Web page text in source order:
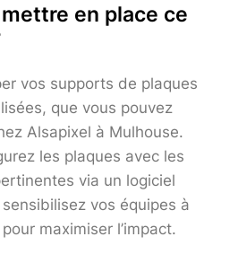
en place ce
vos supports de plaques
que vous pouvez
Alsapixel à Mulhouse.
les plaques avec les
via un logiciel
vos équipes à
maximiser l’impact.